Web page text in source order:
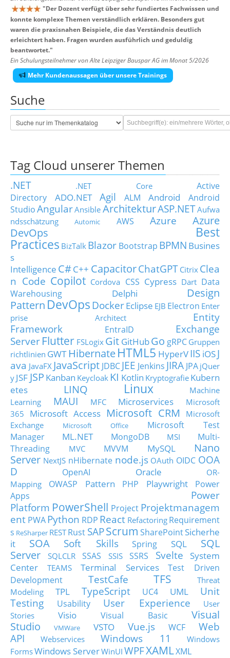
"Der Dozent verfügt über sehr fundiertes Fachwissen und
konnte komplexe Themen verständlich erklären. Besonders gut
waren die praxisnahen Beispiele, die das Verständnis deutlich
erleichtert haben. Fragen wurden ausführlich und geduldig
beantwortet."
Ein Schulungsteilnehmer von Alte Leipziger Bauspar AG im Monat 5/2026
Mehr Kundenaussagen über unsere Trainings
Suche
Tag Cloud unserer Themen
.NET .NET Core
Active
Directory
ADO.NET Agil ALM Android
Android
StudioAngularAnsible ArchitekturASP.NETAufwa
ndsschätzung
Automic AWS Azure
Azure
DevOps
Best
Practices BizTalk Blazor Bootstrap BPMN Busines
s
Intelligence C#C++ CapacitorChatGPT Citrix Clea
n Code Copilot Cordova CSS Cypress Dart Data
Warehousing
Delphi
Design
Pattern DevOps DockerEclipse EJB Electron Enter
prise Architect
Entity
Framework
EntraID
Exchange
Server Flutter FSLogix Git GitHubGo gRPC Gruppen
richtlinien GWT HibernateHTML5 HyperVIIS iOSJ
ava JavaFX JavaScript JDBC JEE Jenkins JIRA JPA jQuer
y JSF JSP Kanban Keycloak KI Kotlin Kryptografie Kubern
etes
LINQ Linux
Machine
Learning
MAUI MFC Microservices
Microsoft
365
Microsoft Access Microsoft CRM
Microsoft
Exchange
Microsoft Office
Microsoft Test
Manager
ML.NET MongoDB MSI
Multi-
Threading
MVC MVVM MySQL
Nano
Server NextJS nHibernate node.js OAuth OIDC OOA
D
OpenAI Oracle
OR-
Mapping
OWASP Pattern PHP Playwright
Power
Apps
Power
Platform PowerShell Project Projektmanagem
ent PWA Python RDP React Refactoring Requirement
s ReSharper RESTRust SAPScrum SharePointSicherhe
it
SOA Soft Skills Spring SQL
SQL
Server
SQLCLR SSAS SSIS SSRS Svelte
System
Center
TEAMS Terminal Services
Test Driven
Development
TestCafe TFS
Threat
Modeling
TPL TypeScript UC4 UML
Unit
Testing
Usability User Experience
User
Stories
Visio Visual Basic
Visual
Studio
VMWare VSTO Vue.js WCF
Web
API
Webservices Windows 11
Windows
FormsWindows ServerWinUI WPFXAMLXML